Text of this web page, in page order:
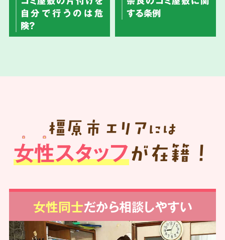
自分で行うのは危
険？
する条例
橿原市 エリア には
女性スタッフが在籍！
女性同士だから相談しやすい